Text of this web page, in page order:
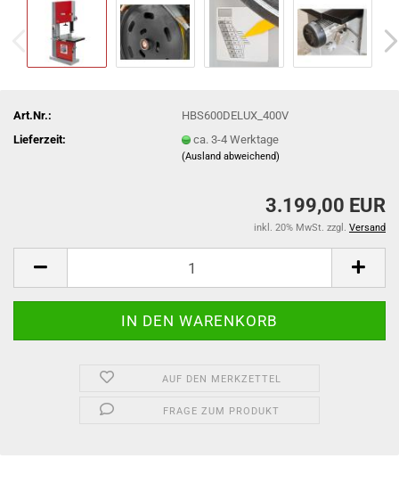
Art.Nr.:
HBS600DELUX_400V
Lieferzeit:
ca. 3-4 Werktage
(Ausland abweichend)
3.199,00 EUR
inkl. 20% MwSt. zzgl. Versand
AUF DEN MERKZETTEL
FRAGE ZUM PRODUKT